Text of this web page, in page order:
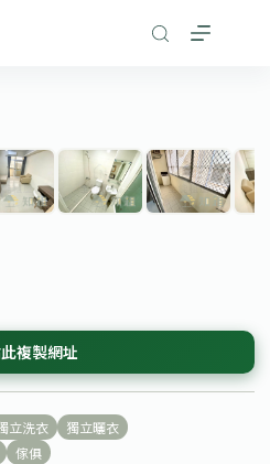
複製網址
立洗衣
獨立曬衣
傢俱